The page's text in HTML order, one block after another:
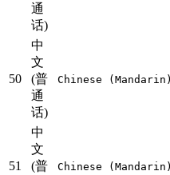
通
话)
50
中
文
(普
通
话)
Chinese
51
中
文
(普
Chinese